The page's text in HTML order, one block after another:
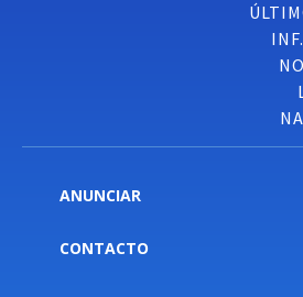
ANUNCIAR
CONTACTO